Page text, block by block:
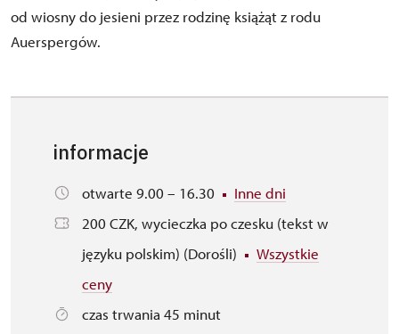
od wiosny do jesieni przez rodzinę książąt z rodu
Auerspergów.
informacje
otwarte 9.00 – 16.30
Inne dni
200 CZK, wycieczka po czesku (tekst w
języku polskim) (Dorośli)
Wszystkie
ceny
czas trwania 45 minut